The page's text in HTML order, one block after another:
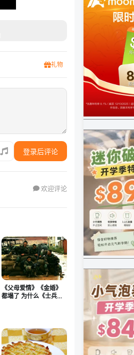
礼物
登录后评论
欢迎评论
《父母爱情》《金婚》
都塌了 为什么《士兵突